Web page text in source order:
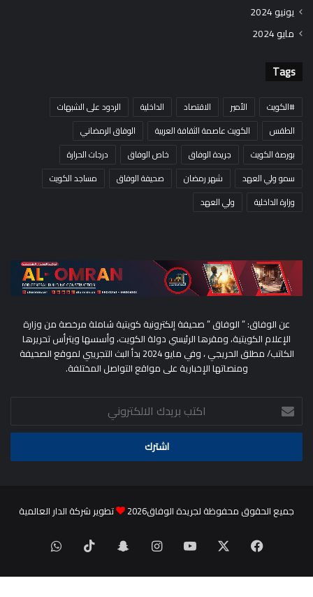
يونيو 2024
مايو 2024
Tags
#الكويت الأمير الاقتصاد الداخلية
الردود على الشبهات
الطقس
الكويت عاصمة الثقافة العربية
الوفاق الرمضاني
بورصة الكويت
جريدة الوفاق خاص الوفاق
درجات الحرارة
سمو ولي العهد
شهر رمضان صحيفة الوفاق
مساجد الكويت
وزارة الداخلية
ولي العهد
عن الوفاق: ” الوفاق ” صحيفة إلكترونية كويتية شاملة مرخصة من وزارة
الإعلام الكويتية، ومقرها الرئيسي دولة الكويت، وأسسها ويترأس تحريرها
الكاتب/ مطلق الحريجي ، وفي مايو 2024 بدأ البث التجريبي لموقع الصحيفة
ومنصاتها الإخبارية على مواقع التواصل المختلفة.
اكتب
بريدك
الالكتروني
جميع الحقوق محفوظة لجريدة الوفاق2026 تطوير شركة الدار العالمية
فيسبوك ‫YouTubeانستقرامسناب
تشات
‫TikTokواتساب